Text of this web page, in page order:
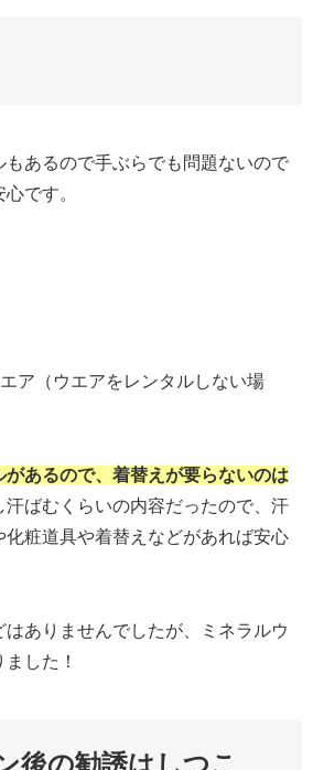
あるので手ぶらでも問題ないので
です。
ア（ウエアをレンタルしない場
があるので、着替えが要らないのは
汗ばむくらいの内容だったので、汗
化粧道具や着替えなどがあれば安心
はありませんでしたが、ミネラルウ
した！
後の勧誘はしつこ